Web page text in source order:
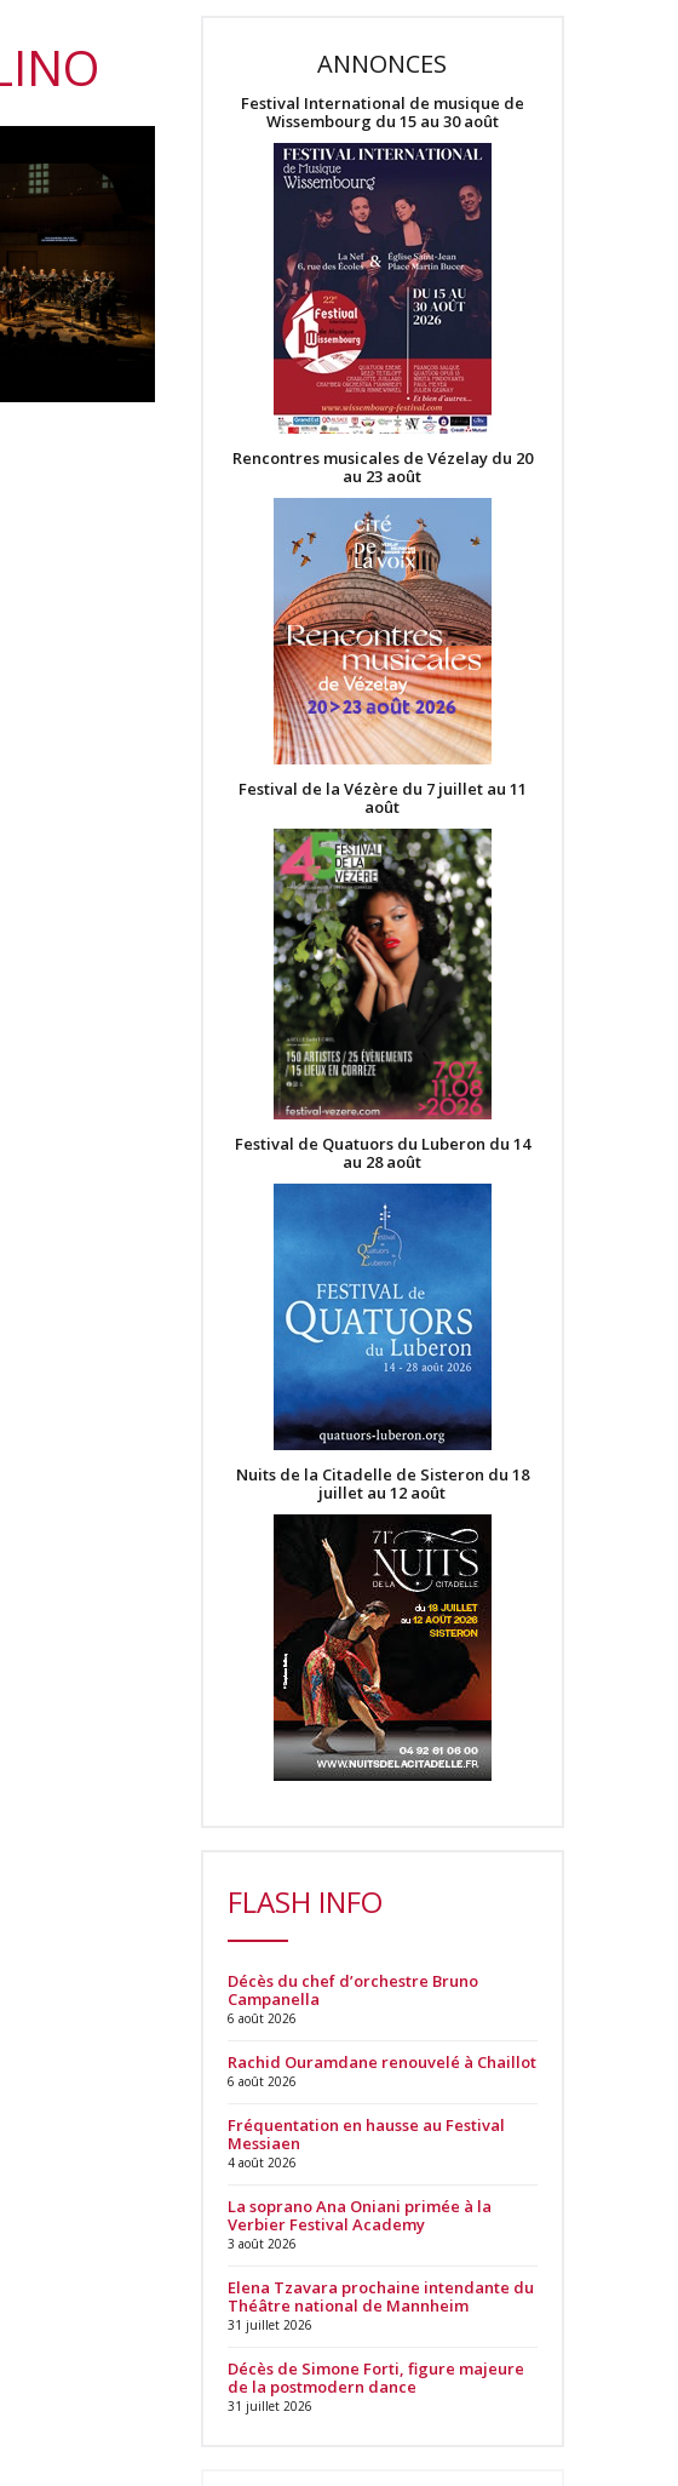
ANNONCES
Festival International de musique de
Wissembourg du 15 au 30 août
Rencontres musicales de Vézelay du 20
au 23 août
Festival de la Vézère du 7 juillet au 11
août
Festival de Quatuors du Luberon du 14
au 28 août
Nuits de la Citadelle de Sisteron du 18
juillet au 12 août
FLASH INFO
Décès du chef d’orchestre Bruno
Campanella
6 août 2026
Rachid Ouramdane renouvelé à Chaillot
6 août 2026
Fréquentation en hausse au Festival
Messiaen
4 août 2026
La soprano Ana Oniani primée à la
Verbier Festival Academy
3 août 2026
Elena Tzavara prochaine intendante du
Théâtre national de Mannheim
31 juillet 2026
Décès de Simone Forti, figure majeure
de la postmodern dance
31 juillet 2026